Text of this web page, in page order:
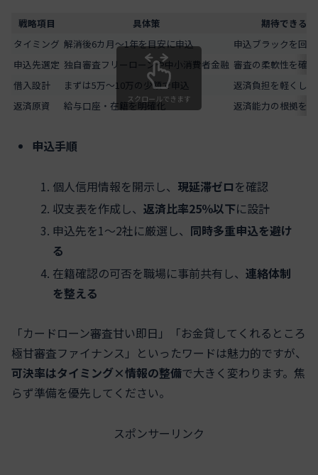
戦略項目 具体策
期待できる
タイミング 解消後6カ月〜1年を目安に申込
申込ブラックを回避
申込先選定 独自審査フリーローンや中小消費者金融 審査の柔軟性を確保
借入設計
まずは5万〜10万の少額で申込
返済負担を軽くし
返済原資
給与口座・在籍を明確化 返済能力の根拠を
スクロールできます
申込手順
個人信用情報を開示し、 現延滞ゼロを確認
収支表を作成し、返済比率25％以下に設計
申込先を1〜2社に厳選し、 同時多重申込を避け
る
在籍確認の可否を職場に事前共有し、連絡体制
を整える
「カードローン審査甘い即日」「お金貸してくれるところ
極甘審査ファイナンス」といったワードは魅力的ですが、
可決率はタイミング×情報の整備で大きく変わります。焦
らず準備を優先してください。
スポンサーリンク